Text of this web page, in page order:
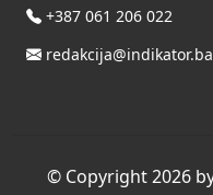
+387 061 206 022
redakcija@indikator.ba
© Copyright 2026